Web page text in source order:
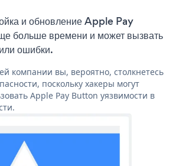
и обновление Apple Pay
больше времени и может вызвать
ошибки.
компании вы, вероятно, столкнетесь
поскольку хакеры могут
Apple Pay Button уязвимости в